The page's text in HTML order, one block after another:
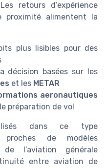
retours d’expérience
proximité alimentent la
plus lisibles pour des
décision basées sur les
et les METAR
aeronautiques
préparation de vol
dans ce type
proches de modèles
l’aviation générale
entre aviation de